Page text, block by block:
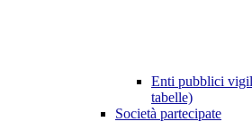
Enti pubblici
tabelle)
Società partecipate